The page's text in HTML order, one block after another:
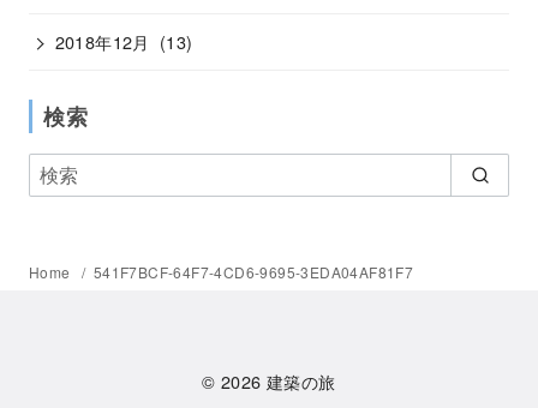
2018年12月 (13)
検索
Home 541F7BCF-64F7-4CD6-9695-3EDA04AF81F7
© 2026建築の旅